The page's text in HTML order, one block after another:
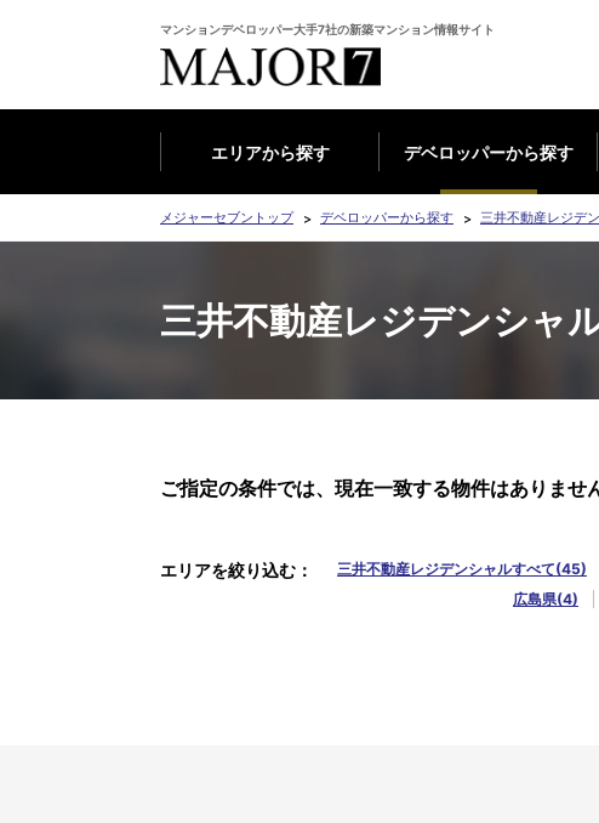
マンションデベロッパー大手7社の新築マンション情報サイト
エリアから探す デベロッパーから探す
メジャーセブントップ デベロッパーから探す 三井不動産レジデ
三井不動産レジデンシャ
ご指定の条件では、現在一致する物件はありませ
エリアを絞り込む 三井不動産レジデンシャルすべて(45)
広島県(4)